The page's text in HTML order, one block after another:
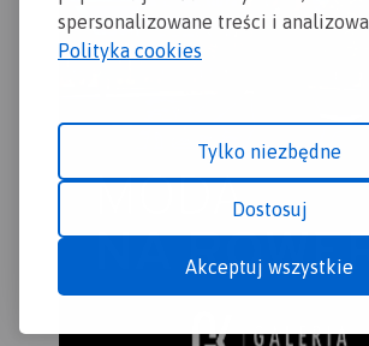
spersonalizowane treści i
Polityka cookies
Tylko niezbędne
Dostosuj
Akceptuj wszystkie